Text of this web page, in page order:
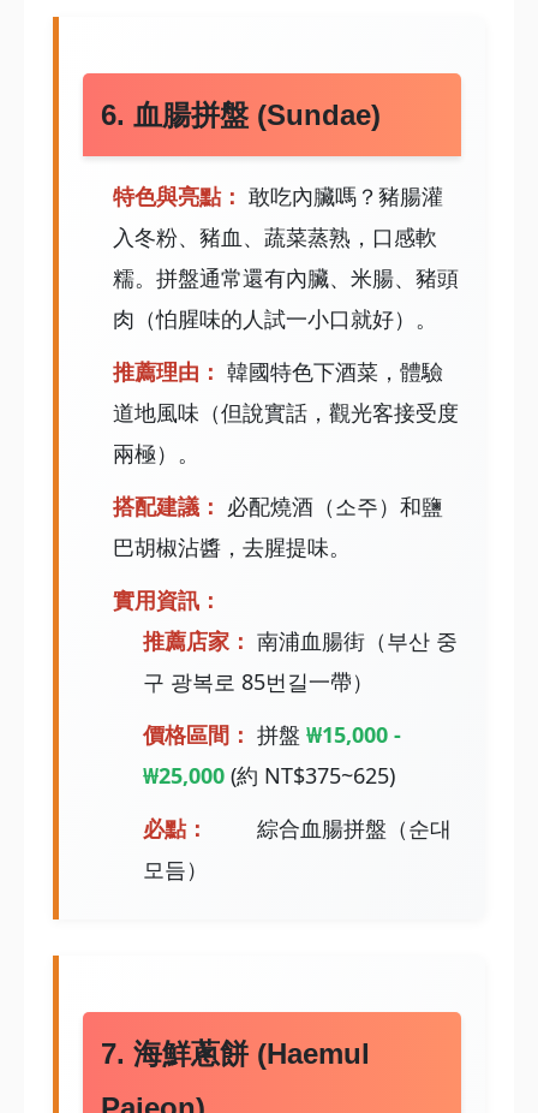
6. 血腸拼盤 (Sundae)
特色與亮點： 敢吃內臟嗎？豬腸灌
入冬粉、豬血、蔬菜蒸熟，口感軟
糯。拼盤通常還有內臟、米腸、豬頭
肉（怕腥味的人試一小口就好）。
推薦理由： 韓國特色下酒菜，體驗
道地風味（但說實話，觀光客接受度
兩極）。
搭配建議： 必配燒酒（소주）和鹽
巴胡椒沾醬，去腥提味。
實用資訊：
推薦店家： 南浦血腸街（부산 중
구 광복로 85번길一帶）
價格區間： 拼盤 ₩15,000 -
₩25,000 (約 NT$375~625)
必點：
綜合血腸拼盤（순대
모듬）
7. 海鮮蔥餅 (Haemul